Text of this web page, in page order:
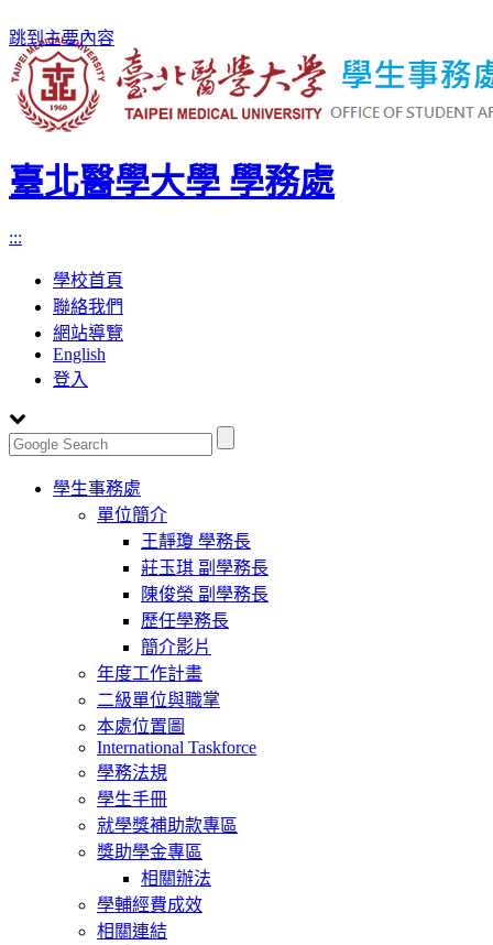
跳到主要內容
臺北醫學大學 學務處
:::
學校首頁
聯絡我們
網站導覽
English
登入
Toggle
navigation
學生事務處
單位簡介
王靜瓊 學務長
莊玉琪 副學務長
陳俊榮 副學務長
歷任學務長
簡介影片
年度工作計畫
二級單位與職掌
本處位置圖
International Taskforce
學務法規
學生手冊
就學獎補助款專區
獎助學金專區
相關辦法
學輔經費成效
相關連結